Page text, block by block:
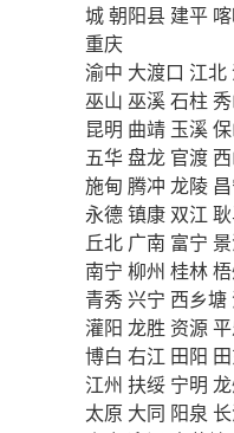
城朝阳县 建平
重庆
渝中 大渡口 江北
巫山 巫溪石柱
昆明 曲靖 玉溪
五华盘龙 官渡
施甸 腾冲 龙陵
永德镇康 双江
丘北 广南 富宁
南宁 柳州 桂林
青秀兴宁 西乡塘
灌阳 龙胜 资源
博白 右江 田阳
江州 扶绥 宁明
太原 大同 阳泉